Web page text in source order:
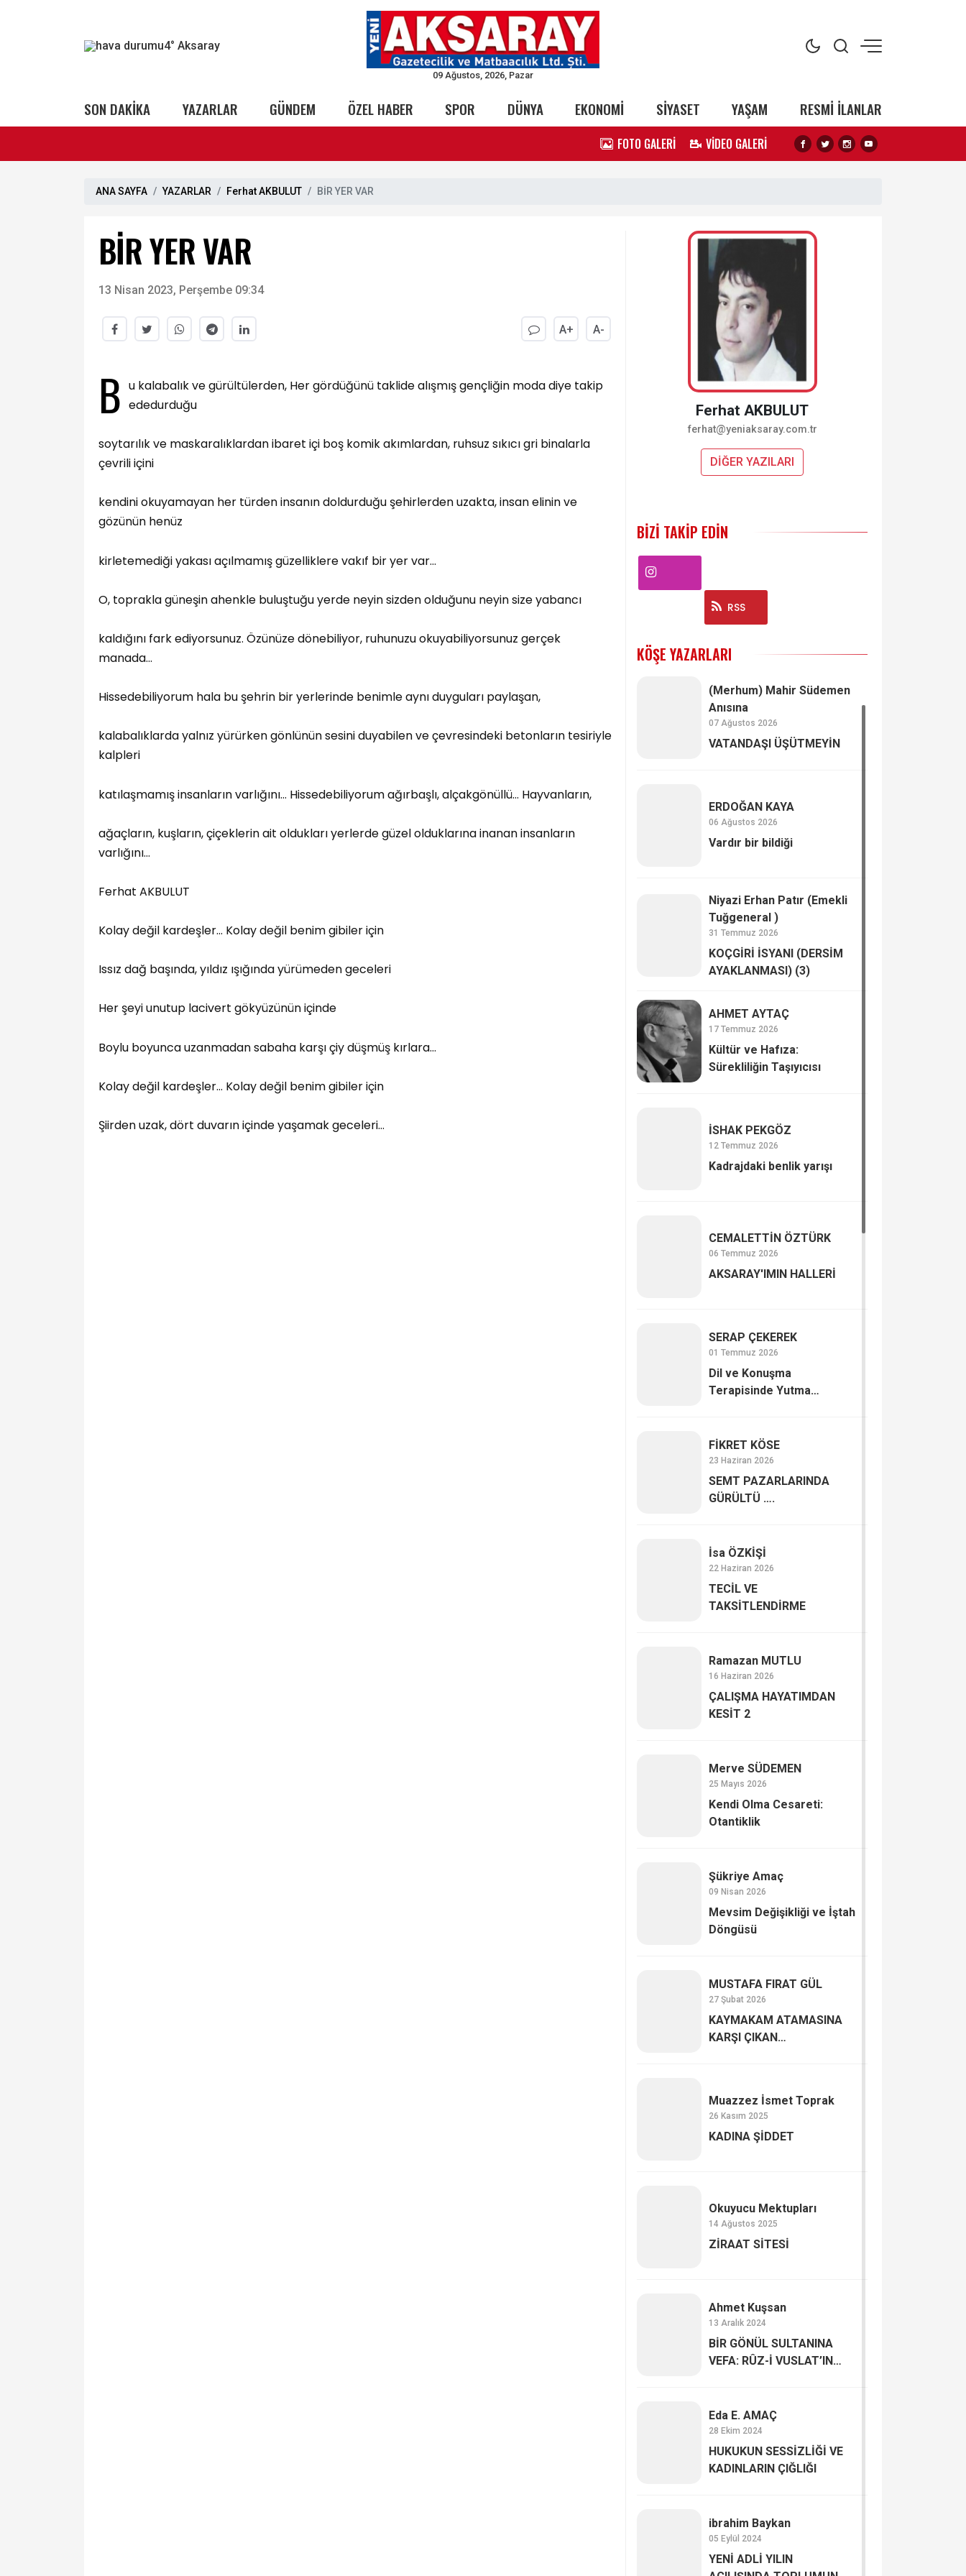
4° Aksaray
09 Ağustos, 2026, Pazar
SON DAKİKA YAZARLAR GÜNDEM ÖZEL HABER SPOR DÜNYA EKONOMİ SİYASET YAŞAM RESMİ İLANLAR
FOTO GALERİ VİDEO GALERİ
ANA SAYFA YAZARLAR Ferhat AKBULUT BİR YER VAR
BİR YER VAR
13 Nisan 2023, Perşembe 09:34
A+ A-
B u kalabalık ve gürültülerden, Her gördüğünü taklide alışmış gençliğin moda diye takip
ededurduğu
soytarılık ve maskaralıklardan ibaret içi boş komik akımlardan, ruhsuz sıkıcı gri binalarla
çevrili içini
kendini okuyamayan her türden insanın doldurduğu şehirlerden uzakta, insan elinin ve
gözünün henüz
kirletemediği yakası açılmamış güzelliklere vakıf bir yer var…
O, toprakla güneşin ahenkle buluştuğu yerde neyin sizden olduğunu neyin size yabancı
kaldığını fark ediyorsunuz. Özünüze dönebiliyor, ruhunuzu okuyabiliyorsunuz gerçek
manada...
Hissedebiliyorum hala bu şehrin bir yerlerinde benimle aynı duyguları paylaşan,
kalabalıklarda yalnız yürürken gönlünün sesini duyabilen ve çevresindeki betonların tesiriyle
kalpleri
katılaşmamış insanların varlığını… Hissedebiliyorum ağırbaşlı, alçakgönüllü… Hayvanların,
ağaçların, kuşların, çiçeklerin ait oldukları yerlerde güzel olduklarına inanan insanların
varlığını…
Ferhat AKBULUT
Kolay değil kardeşler… Kolay değil benim gibiler için
Issız dağ başında, yıldız ışığında yürümeden geceleri
Her şeyi unutup lacivert gökyüzünün içinde
Boylu boyunca uzanmadan sabaha karşı çiy düşmüş kırlara…
Kolay değil kardeşler… Kolay değil benim gibiler için
Şiirden uzak, dört duvarın içinde yaşamak geceleri…
Ferhat AKBULUT
ferhat@yeniaksaray.com.tr
DİĞER YAZILARI
BIZI TAKIP EDIN
RSS
KÖŞE YAZARLARI
(Merhum) Mahir Südemen
Anısına
07 Ağustos 2026
VATANDAŞI ÜŞÜTMEYİN
ERDOĞAN KAYA
06 Ağustos 2026
Vardır bir bildiği
Niyazi Erhan Patır (Emekli
Tuğgeneral )
31 Temmuz 2026
KOÇGİRİ İSYANI (DERSİM
AYAKLANMASI) (3)
AHMET AYTAÇ
17 Temmuz 2026
Kültür ve Hafıza:
Sürekliliğin Taşıyıcısı
İSHAK PEKGÖZ
12 Temmuz 2026
Kadrajdaki benlik yarışı
CEMALETTİN ÖZTÜRK
06 Temmuz 2026
AKSARAY'IMIN HALLERİ
SERAP ÇE­KE­REK
01 Temmuz 2026
Dil ve Konuşma
Terapisinde Yutma
FİKRET KÖSE
23 Haziran 2026
SEMT PAZARLARINDA
GÜRÜLTÜ ….
İsa ÖZKİŞİ
22 Haziran 2026
TECİL VE
TAKSİTLENDİRME
Ramazan MUTLU
16 Haziran 2026
ÇALIŞMA HAYATIMDAN
KESİT 2
Merve SÜDEMEN
25 Mayıs 2026
Kendi Olma Cesareti:
Otantiklik
Şükriye Amaç
09 Nisan 2026
Mevsim Değişikliği ve İştah
Döngüsü
MUSTAFA FIRAT GÜL
27 Şubat 2026
KAYMAKAM ATAMASINA
KARŞI ÇIKAN
Muazzez İsmet Toprak
26 Kasım 2025
KADINA ŞİDDET
Okuyucu Mektupları
14 Ağustos 2025
ZİRAAT SİTESİ
Ahmet Kuşsan
13 Aralık 2024
BİR GÖNÜL SULTANINA
VEFA: RÛZ-İ VUSLAT’IN
Eda E. AMAÇ
28 Ekim 2024
HUKUKUN SESSİZLİĞİ VE
KADINLARIN ÇIĞLIĞI
ibrahim Baykan
05 Eylül 2024
YENİ ADLİ YILIN